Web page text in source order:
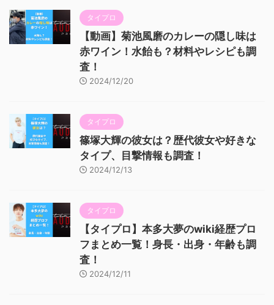
タイプロ
【動画】菊池風磨のカレーの隠し味は
赤ワイン！水飴も？材料やレシピも調
査！
2024/12/20
タイプロ
篠塚大輝の彼女は？歴代彼女や好きな
タイプ、目撃情報も調査！
2024/12/13
タイプロ
【タイプロ】本多大夢のwiki経歴プロ
フまとめ一覧！身長・出身・年齢も調
査！
2024/12/11